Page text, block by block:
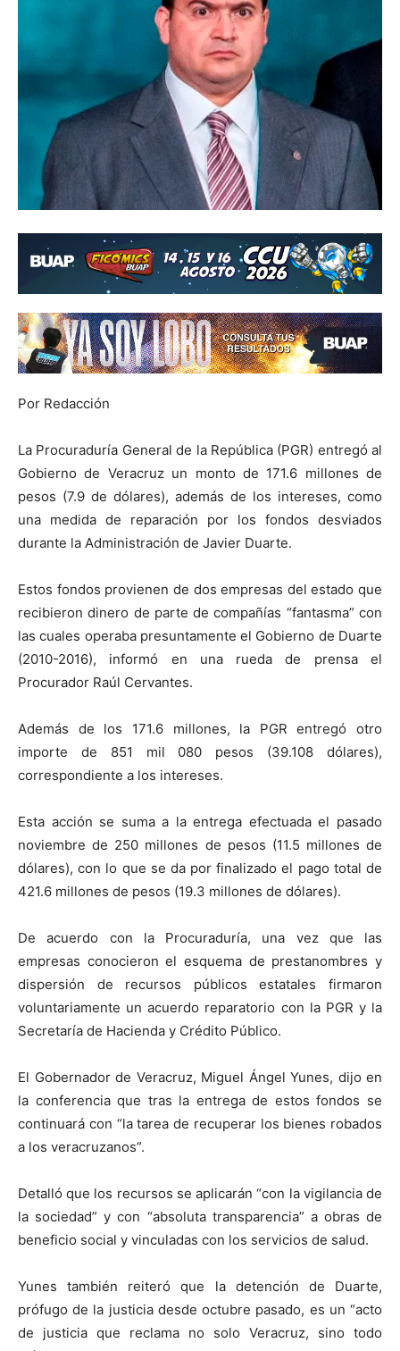
Por Redacción
La Procuraduría General de la República (PGR) entregó al
Gobierno de Veracruz un monto de 171.6 millones de
pesos (7.9 de dólares), además de los intereses, como
una medida de reparación por los fondos desviados
durante la Administración de Javier Duarte.
Estos fondos provienen de dos empresas del estado que
recibieron dinero de parte de compañías “fantasma” con
las cuales operaba presuntamente el Gobierno de Duarte
(2010-2016), informó en una rueda de prensa el
Procurador Raúl Cervantes.
Además de los 171.6 millones, la PGR entregó otro
importe de 851 mil 080 pesos (39.108 dólares),
correspondiente a los intereses.
Esta acción se suma a la entrega efectuada el pasado
noviembre de 250 millones de pesos (11.5 millones de
dólares), con lo que se da por finalizado el pago total de
421.6 millones de pesos (19.3 millones de dólares).
De acuerdo con la Procuraduría, una vez que las
empresas conocieron el esquema de prestanombres y
dispersión de recursos públicos estatales firmaron
voluntariamente un acuerdo reparatorio con la PGR y la
Secretaría de Hacienda y Crédito Público.
El Gobernador de Veracruz, Miguel Ángel Yunes, dijo en
la conferencia que tras la entrega de estos fondos se
continuará con “la tarea de recuperar los bienes robados
a los veracruzanos”.
Detalló que los recursos se aplicarán “con la vigilancia de
la sociedad” y con “absoluta transparencia” a obras de
beneficio social y vinculadas con los servicios de salud.
Yunes también reiteró que la detención de Duarte,
prófugo de la justicia desde octubre pasado, es un “acto
de justicia que reclama no solo Veracruz, sino todo